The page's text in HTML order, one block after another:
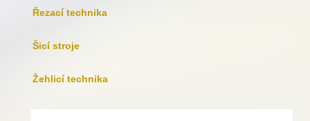
Řezací technika
Šicí stroje
Žehlicí technika